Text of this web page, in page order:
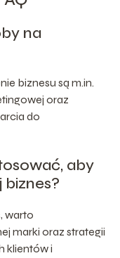
na
biznesu są m.in.
oraz
do
aby
warto
marki oraz strategii
klientów i